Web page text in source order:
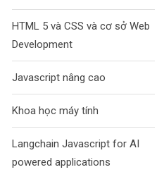
HTML 5 và CSS và cơ sở Web
Development
Javascript nâng cao
Khoa học máy tính
Langchain Javascript for AI
powered applications